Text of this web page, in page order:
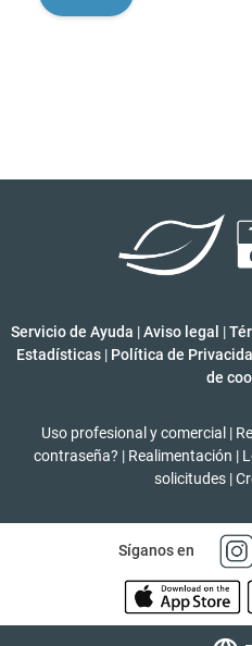
Servicio de Ayuda |Aviso legal |
Estadísticas | Política de
de
Uso profesional y comercial |
contraseña? | Realimentación |
solicitudes |
Síganos en